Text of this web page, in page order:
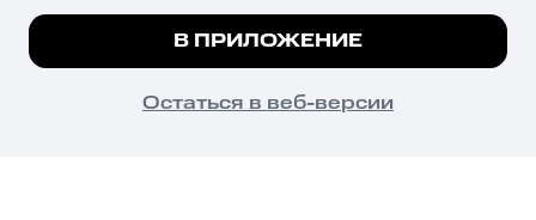
психотропных веществ, их аналогов причиняет вред здоровью,
их незаконный оборот запрещён и влечёт установленную
законодательством ответственность.
© 2026 ООО «КИОН».
Все права защищены
Мы используем куки, чтобы на сайте все
Подробнее
ПОНЯТНО
В ПРИЛОЖЕНИЕ
Остаться в веб-версии